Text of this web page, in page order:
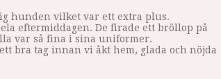
hunden vilket var ett extra plus.
eftermiddagen. De firade ett bröllop på
var så fina i sina uniformer.
bra tag innan vi åkt hem, glada och nöjda